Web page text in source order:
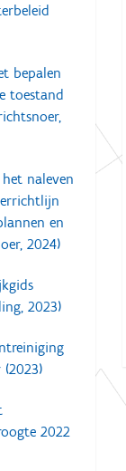
bepalen
toestand
naleven
en
2024)
2023)
2022